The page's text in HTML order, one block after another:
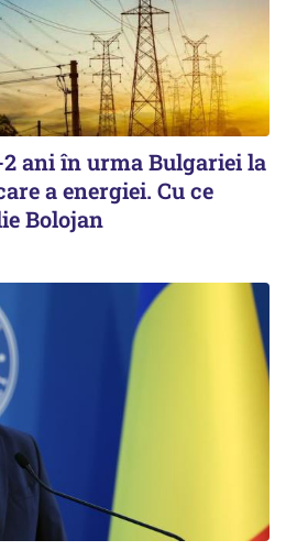
2 ani în urma Bulgariei la
a energiei. Cu ce
Bolojan